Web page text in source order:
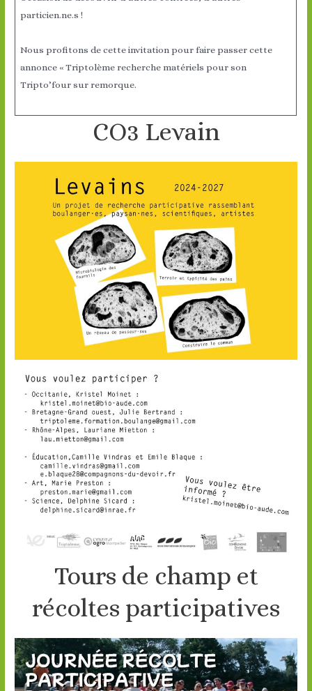
particien.ne.s !
Nous profitons de cette invitation pour faire passer cette
annonce « Triptolème recherche matériels pour son
Tripto’four sur remorque.
CO3 Levain
Tours de champ et
récoltes participatives